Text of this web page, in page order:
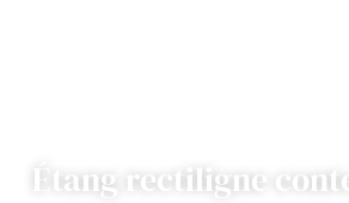
Étang rectiligne